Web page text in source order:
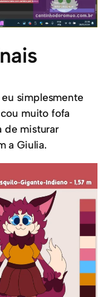
simplesmente
muito fofa
de misturar
a Giulia.